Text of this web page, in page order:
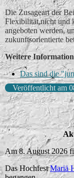
Die Zusageart der
Flexibilität nicht und
angeboten werden,
zukunftsorientierte
Weitere
Das sind die
Veröffentlicht am
Am 8. August 2026
Das HochfestMariä